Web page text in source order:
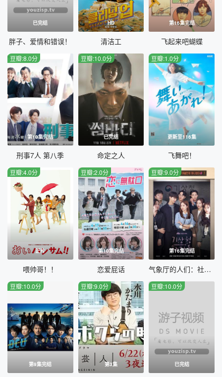
已完结
胖子、爱情和错误！
HD
清洁工
第16集完结
飞起来吧蝴蝶
第10集完结
豆瓣:8.0分
刑事7人 第八季
已完结
豆瓣:10.0分
命定之人
更新至116集
豆瓣:1.0分
飞舞吧！
正片
豆瓣:4.0分
喂帅哥！！
第10集完结
豆瓣:2.0分
恋爱屁话
第16集完结
豆瓣:9.0分
气象厅的人们：社内恋爱残酷史篇
第9集完结
豆瓣:10.0分
第3集
豆瓣:9.0分
已完结
豆瓣:10.0分